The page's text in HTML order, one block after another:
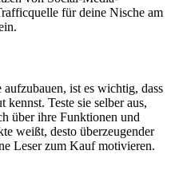
für deine Nische am
ist es wichtig, dass
Teste sie selber aus,
über ihre Funktionen und
weißt, desto überzeugender
Leser zum Kauf motivieren.